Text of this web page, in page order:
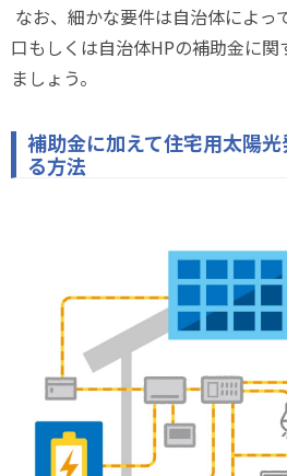
なお、細かな要件は自治体によっ
口もしくは自治体HPの補助金に関
ましょう。
補助金に加えて住宅用太陽
る方法